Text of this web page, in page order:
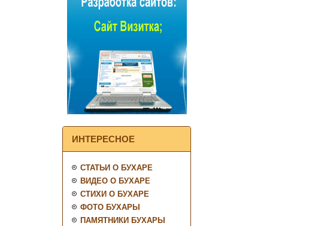
ИНТЕРЕСНОЕ
СТАТЬИ О БУХАРЕ
ВИДЕО О БУХАРЕ
СТИХИ О БУХАРЕ
ФОТО БУХАРЫ
ПАМЯТНИКИ БУХАРЫ